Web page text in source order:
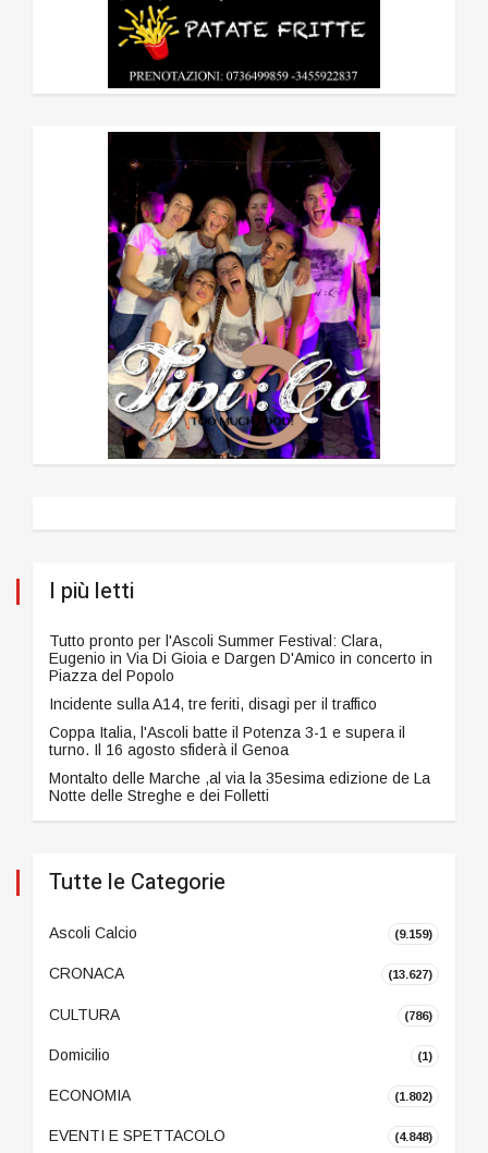
I più letti
Tutto pronto per l'Ascoli Summer Festival: Clara,
Eugenio in Via Di Gioia e Dargen D'Amico in concerto in
Piazza del Popolo
Incidente sulla A14, tre feriti, disagi per il traffico
Coppa Italia, l'Ascoli batte il Potenza 3-1 e supera il
turno. Il 16 agosto sfiderà il Genoa
Montalto delle Marche ,al via la 35esima edizione de La
Notte delle Streghe e dei Folletti
Tutte le Categorie
Ascoli Calcio (9.159)
CRONACA (13.627)
CULTURA (786)
Domicilio (1)
ECONOMIA (1.802)
EVENTI E SPETTACOLO (4.848)